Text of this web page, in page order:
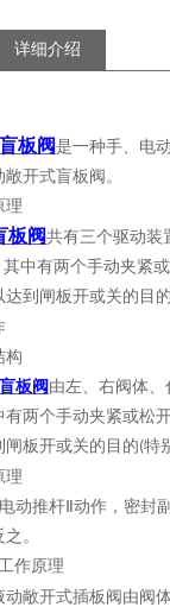
详细介绍
盲板阀是一种手、电
敞开式盲板阀。
理
板阀共有三个驱动装
其中有两个手动夹紧
达到闸板开或关的目
构
盲板阀 由左、右阀体
有两个手动夹紧或松
闸板开或关的目的(特
理
电动推杆 Ⅱ动作，密封
之。
作原理
动敞开式插板阀由阀